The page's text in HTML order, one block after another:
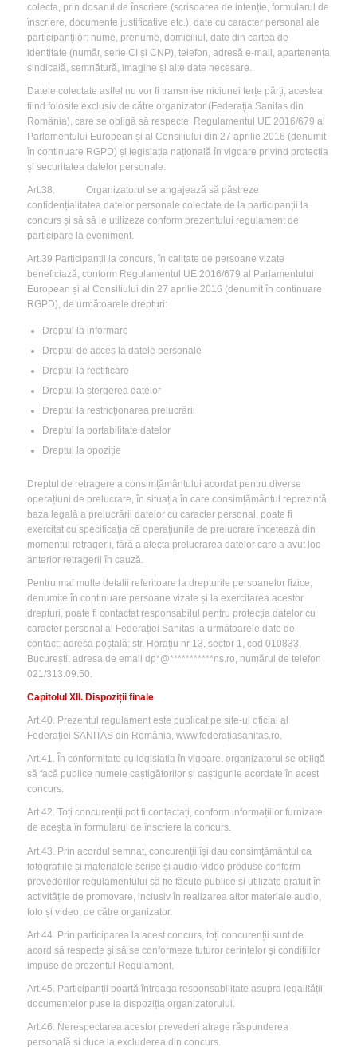
colecta, prin dosarul de înscriere (scrisoarea de intenție, formularul de
înscriere, documente justificative etc.), date cu caracter personal ale
participanților: nume, prenume, domiciliul, date din cartea de
identitate (număr, serie CI și CNP), telefon, adresă e-mail, apartenența
sindicală, semnătură, imagine și alte date necesare.
Datele colectate astfel nu vor fi transmise niciunei terțe părți, acestea
fiind folosite exclusiv de către organizator (Federația Sanitas din
România), care se obligă să respecte Regulamentul UE 2016/679 al
Parlamentului European și al Consiliului din 27 aprilie 2016 (denumit
în continuare RGPD) și legislația națională în vigoare privind protecția
și securitatea datelor personale.
Art.38. Organizatorul se angajează să păstreze
confidențialitatea datelor personale colectate de la participanții la
concurs și să să le utilizeze conform prezentului regulament de
participare la eveniment.
Art.39 Participanții la concurs, în calitate de persoane vizate
beneficiază, conform Regulamentul UE 2016/679 al Parlamentului
European și al Consiliului din 27 aprilie 2016 (denumit în continuare
RGPD), de următoarele drepturi:
Dreptul la informare
Dreptul de acces la datele personale
Dreptul la rectificare
Dreptul la ștergerea datelor
Dreptul la restricționarea prelucrării
Dreptul la portabilitate datelor
Dreptul la opoziție
Dreptul de retragere a consimțământului acordat pentru diverse
operațiuni de prelucrare, în situația în care consimțământul reprezintă
baza legală a prelucrării datelor cu caracter personal, poate fi
exercitat cu specificația că operațiunile de prelucrare încetează din
momentul retragerii, fără a afecta prelucrarea datelor care a avut loc
anterior retragerii în cauză.
Pentru mai multe detalii referitoare la drepturile persoanelor fizice,
denumite în continuare persoane vizate și la exercitarea acestor
drepturi, poate fi contactat responsabilul pentru protecția datelor cu
caracter personal al Federației Sanitas la următoarele date de
contact: adresa poștală: str. Horațiu nr 13, sector 1, cod 010833,
București, adresa de email dp*@***********ns.ro , numărul de telefon
021/313.09.50.
Capitolul XII. Dispoziții finale
Art.40. Prezentul regulament este publicat pe site-ul oficial al
Federației SANITAS din România, www.federațiasanitas.ro.
Art.41. În conformitate cu legislația în vigoare, organizatorul se obligă
să facă publice numele caștigătorilor și caștigurile acordate în acest
concurs.
Art.42. Toți concurenții pot fi contactați, conform informațiilor furnizate
de aceștia în formularul de înscriere la concurs.
Art.43. Prin acordul semnat, concurenții își dau consimțământul ca
fotografiile și materialele scrise și audio-video produse conform
prevederilor regulamentului să fie făcute publice și utilizate gratuit în
activitățile de promovare, inclusiv în realizarea altor materiale audio,
foto și video, de către organizator.
Art.44. Prin participarea la acest concurs, toți concurenții sunt de
acord să respecte și să se conformeze tuturor cerințelor și condițiilor
impuse de prezentul Regulament.
Art.45. Participanții poartă întreaga responsabilitate asupra legalității
documentelor puse la dispoziția organizatorului.
Art.46. Nerespectarea acestor prevederi atrage răspunderea
personală și duce la excluderea din concurs.